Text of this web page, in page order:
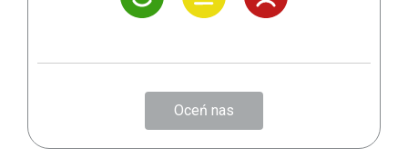
Oceń nas